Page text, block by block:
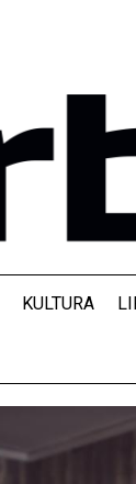
KULTURA